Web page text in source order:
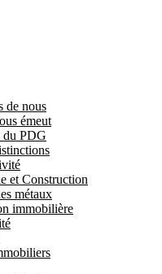
de nous
émeut
du PDG
et Construction
métaux
immobilière